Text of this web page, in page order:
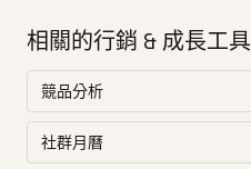
相關的行銷 & 成長工具
競品分析
社群月曆